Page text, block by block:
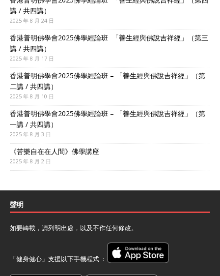
講 / 共四講）
2025 年 8 月 24 日
香港普明佛學會2025佛學經論班 「善生經與佛說吉祥經」（第三
講 / 共四講）
2025 年 8 月 17 日
香港普明佛學會2025佛學經論班 – 「善生經與佛說吉祥經」（第
二講 / 共四講）
2025 年 8 月 10 日
香港普明佛學會2025佛學經論班 – 「善生經與佛說吉祥經」（第
一講 / 共四講）
2025 年 8 月 3 日
《苦樂自在在人間》佛學講座
2025 年 8 月 2 日
聲明
如要轉載，請列明出處，以及不作任何修改。
「健身健心」支援以下手機程式 ﹕